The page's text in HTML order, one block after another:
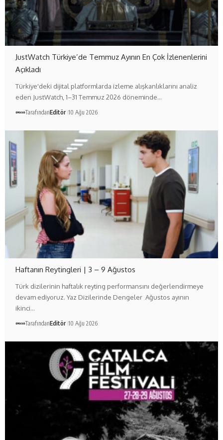
JustWatch Türkiye’de Temmuz Ayının En Çok İzlenenlerini
Açıkladı
Türkiye'deki dijital platformlarda izleme alışkanlıklarını analiz
eden JustWatch, 1–31 Temmuz 2026 döneminde…
TarafındanEditör 10 Ağu 2026
Haftanın Reytingleri | 3 – 9 Ağustos
Türk dizilerinin haftalık reyting performansını değerlendirmeye
devam ediyoruz. Yaz Dizilerinde Dengeler Ağustos ayının
ikinci…
TarafındanEditör 10 Ağu 2026